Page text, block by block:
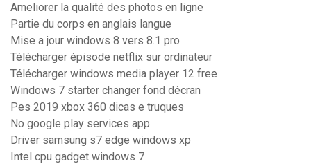
Ameliorer la qualité des photos en ligne
Partie du corps en anglais langue
Mise a jour windows 8 vers 8.1 pro
Télécharger épisode netflix sur ordinateur
Télécharger windows media player 12 free
Windows 7 starter changer fond décran
Pes 2019 xbox 360 dicas e truques
No google play services app
Driver samsung s7 edge windows xp
Intel cpu gadget windows 7